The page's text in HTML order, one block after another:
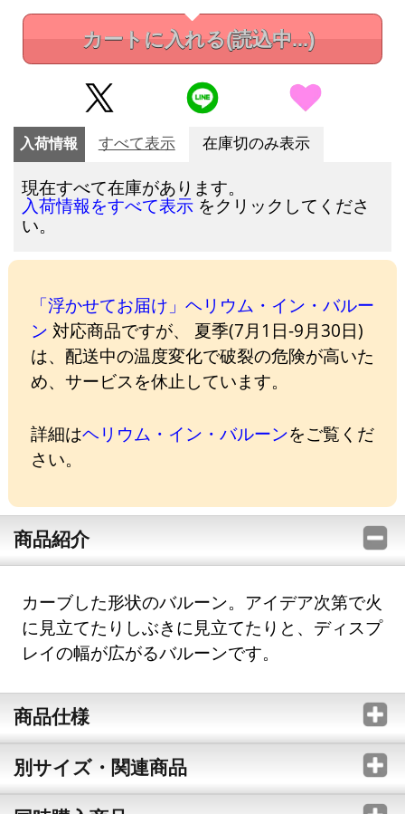
カートに入れる(読込中...)
入荷情報 すべて表示 在庫切のみ表示
現在すべて在庫があります。
入荷情報をすべて表示 をクリックしてくださ
い。
「浮かせてお届け」ヘリウム・イン・バルー
ン 対応商品ですが、 夏季(7月1日-9月30日)
は、配送中の温度変化で破裂の危険が高いた
め、サービスを休止しています。
詳細はヘリウム・イン・バルーンをご覧くだ
さい。
商品紹介
カーブした形状のバルーン。アイデア次第で火
に見立てたりしぶきに見立てたりと、ディスプ
レイの幅が広がるバルーンです。
商品仕様
別サイズ・関連商品